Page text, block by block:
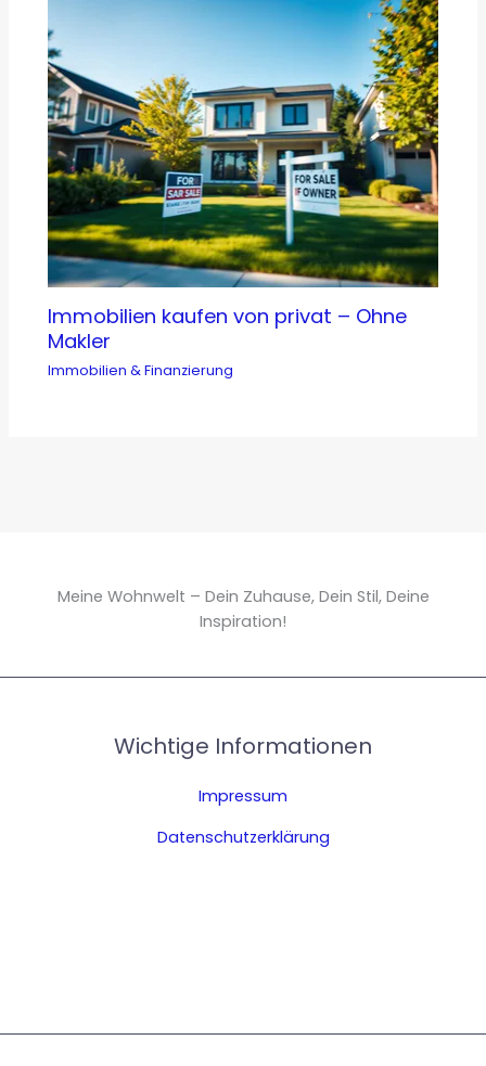
Immobilien kaufen von privat – Ohne
Makler
Immobilien & Finanzierung
Meine Wohnwelt – Dein Zuhause, Dein Stil, Deine
Inspiration!
Wichtige Informationen
Impressum
Datenschutzerklärung